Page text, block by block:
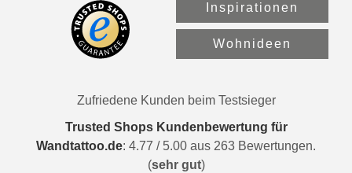
Inspirationen
Wohnideen
Zufriedene Kunden beim Testsieger
Trusted Shops Kundenbewertung für
Wandtattoo.de: 4.77 / 5.00 aus 263 Bewertungen.
(sehr gut)